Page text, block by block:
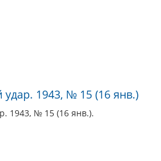
1943, № 15 (16 янв.)
1943, № 15 (16 янв.).